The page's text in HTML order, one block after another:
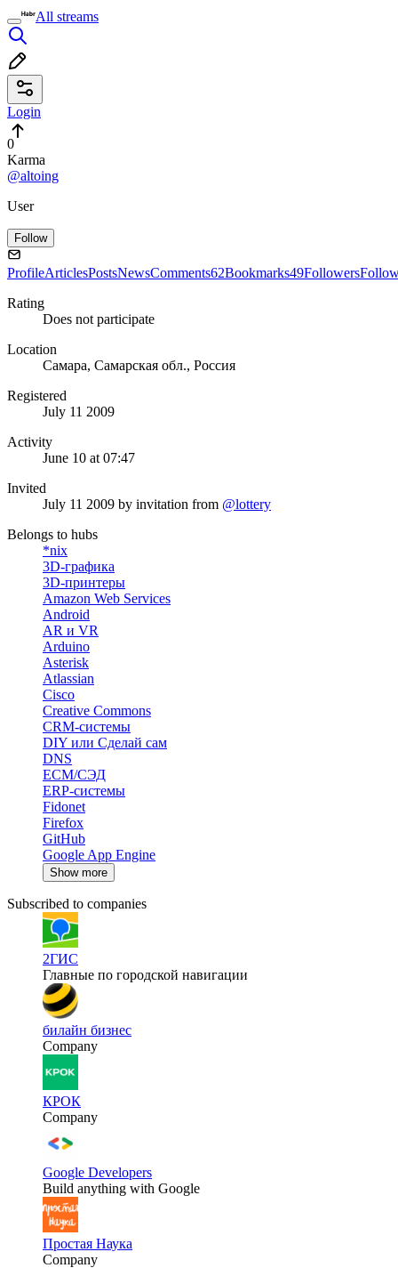
All streams
Login
0
Karma
@altoing
User
Follow
ProfileArticlesPostsNewsComments62Bookmarks49Followers
Rating
Does not participate
Location
Самара, Самарская обл., Россия
Registered
July 11 2009
Activity
June 10 at 07:47
Invited
July 11 2009 by invitation from @lottery
Belongs to hubs
*nix
3D-графика
3D-принтеры
Amazon Web Services
Android
AR и VR
Arduino
Asterisk
Atlassian
Cisco
Creative Commons
CRM-системы
DIY или Сделай сам
DNS
ECM/СЭД
ERP-системы
Fidonet
Firefox
GitHub
Google App Engine
Show more
Subscribed to companies
2ГИС
Главные по городской навигации
билайн бизнес
Company
КРОК
Company
Google Developers
Build anything with Google
Простая Наука
Company